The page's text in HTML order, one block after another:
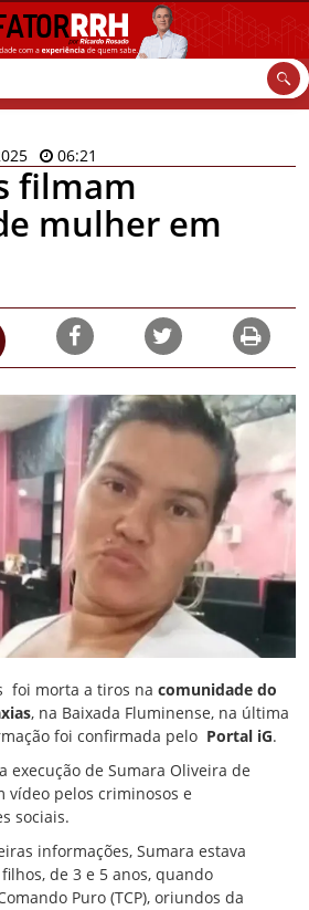
06:21
filmam
mulher em
foi morta a tiros na comunidade do
, na Baixada Fluminense, na última
foi confirmada pelo Portal iG.
execução de Sumara Oliveira de
vídeo pelos criminosos e
sociais.
informações, Sumara estava
de 3 e 5 anos, quando
Puro (TCP), oriundos da